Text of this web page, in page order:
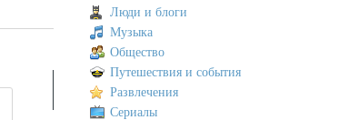
Люди и блоги
Музыка
Общество
Путешествия и события
Развлечения
Сериалы